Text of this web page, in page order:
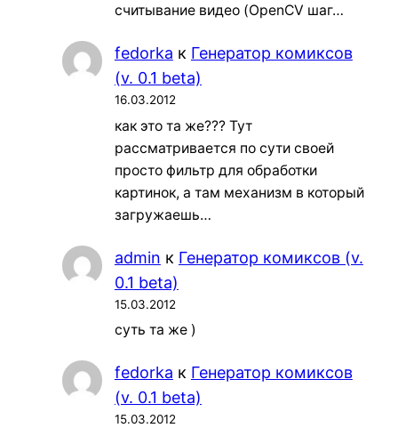
считывание видео (OpenCV шаг…
fedorka к Генератор комиксов
(v. 0.1 beta)
16.03.2012
как это та же??? Тут
рассматривается по сути своей
просто фильтр для обработки
картинок, а там механизм в который
загружаешь…
admin к Генератор комиксов (v.
0.1 beta)
15.03.2012
суть та же )
fedorka к Генератор комиксов
(v. 0.1 beta)
15.03.2012